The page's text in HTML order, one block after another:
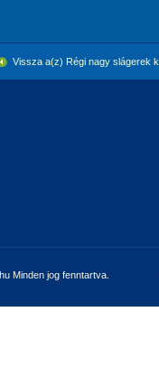
Vissza a(z) Régi nagy slágerek
Minden jog fenntartva.